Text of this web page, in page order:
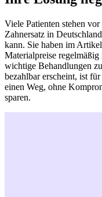
Viele Patienten stehen
Zahnersatz in
kann. Sie haben im
Materialpreise
wichtige Behandlungen
bezahlbar erscheint, ist
einen Weg, ohne
sparen.